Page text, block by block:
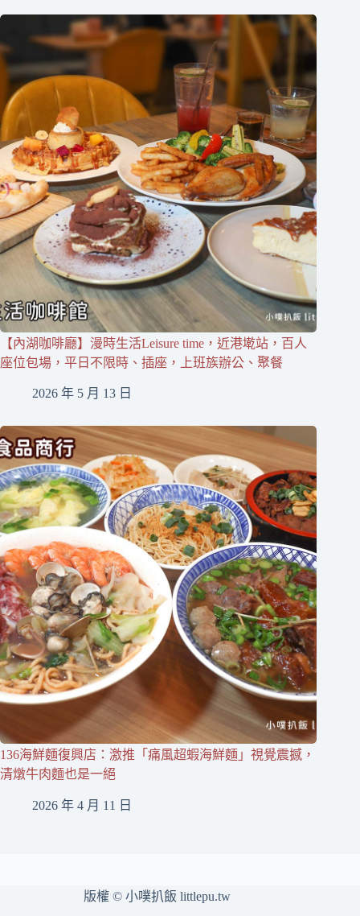
【內湖咖啡廳】漫時生活Leisure time，近港墘站，百人
座位包場，平日不限時、插座，上班族辦公、聚餐
2026 年 5 月 13 日
136海鮮麵復興店：激推「痛風超蝦海鮮麵」視覺震撼，
清燉牛肉麵也是一絕
2026 年 4 月 11 日
版權 © 小噗扒飯 littlepu.tw